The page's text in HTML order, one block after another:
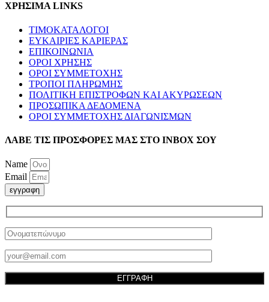
ΧΡΗΣΙΜΑ LINKS
ΤΙΜΟΚΑΤΑΛΟΓΟΙ
ΕΥΚΑΙΡΙΕΣ ΚΑΡΙΕΡΑΣ
ΕΠΙΚΟΙΝΩΝΙΑ
ΟΡΟΙ ΧΡΗΣΗΣ
ΟΡΟΙ ΣΥΜΜΕΤΟΧΗΣ
ΤΡΟΠΟΙ ΠΛΗΡΩΜΗΣ
ΠΟΛΙΤΙΚΗ ΕΠΙΣΤΡΟΦΩΝ ΚΑΙ ΑΚΥΡΩΣΕΩΝ
ΠΡΟΣΩΠΙΚΑ ΔΕΔΟΜΕΝΑ
ΟΡΟΙ ΣΥΜΜΕΤΟΧΗΣ ΔΙΑΓΩΝΙΣΜΩΝ
ΛΑΒΕ ΤΙΣ ΠΡΟΣΦΟΡΕΣ ΜΑΣ ΣΤΟ ΙΝΒΟΧ ΣΟΥ
Name
Email
εγγραφη